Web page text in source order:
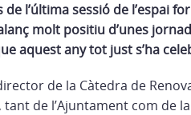
l’última sessió de l’espai
molt positiu d’unes
aquest any tot just s’ha
de la Càtedra de
de l’Ajuntament com de